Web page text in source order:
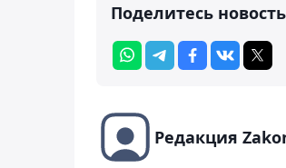
Поделитесь
Редакция